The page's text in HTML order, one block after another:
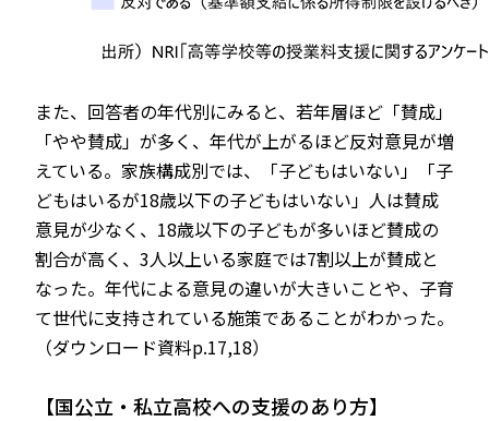
また、回答者の年代別にみると、若年層ほど「賛成」
「やや賛成」が多く、年代が上がるほど反対意見が増
えている。家族構成別では、「子どもはいない」「子
どもはいるが18歳以下の子どもはいない」人は賛成
意見が少なく、18歳以下の子どもが多いほど賛成の
割合が高く、3人以上いる家庭では7割以上が賛成と
なった。年代による意見の違いが大きいことや、子育
て世代に支持されている施策であることがわかった。
（ダウンロード資料p.17,18）
【国公立・私立高校への支援のあり方】